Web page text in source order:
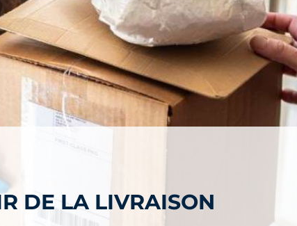
DE LA LIVRAISON